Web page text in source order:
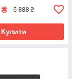
₴ 6 888 ₴
Купити